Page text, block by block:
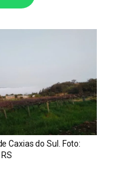
Caxias do Sul. Foto: